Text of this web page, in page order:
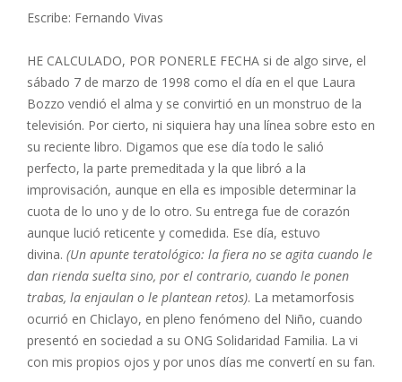
Escribe: Fernando Vivas
HE CALCULADO, POR PONERLE FECHA si de algo sirve, el
sábado 7 de marzo de 1998 como el día en el que Laura
Bozzo vendió el alma y se convirtió en un monstruo de la
televisión. Por cierto, ni siquiera hay una línea sobre esto en
su reciente libro. Digamos que ese día todo le salió
perfecto, la parte premeditada y la que libró a la
improvisación, aunque en ella es imposible determinar la
cuota de lo uno y de lo otro. Su entrega fue de corazón
aunque lució reticente y comedida. Ese día, estuvo
divina. (Un apunte teratológico: la fiera no se agita cuando le
dan rienda suelta sino, por el contrario, cuando le ponen
trabas, la enjaulan o le plantean retos). La metamorfosis
ocurrió en Chiclayo, en pleno fenómeno del Niño, cuando
presentó en sociedad a su ONG Solidaridad Familia. La vi
con mis propios ojos y por unos días me convertí en su fan.